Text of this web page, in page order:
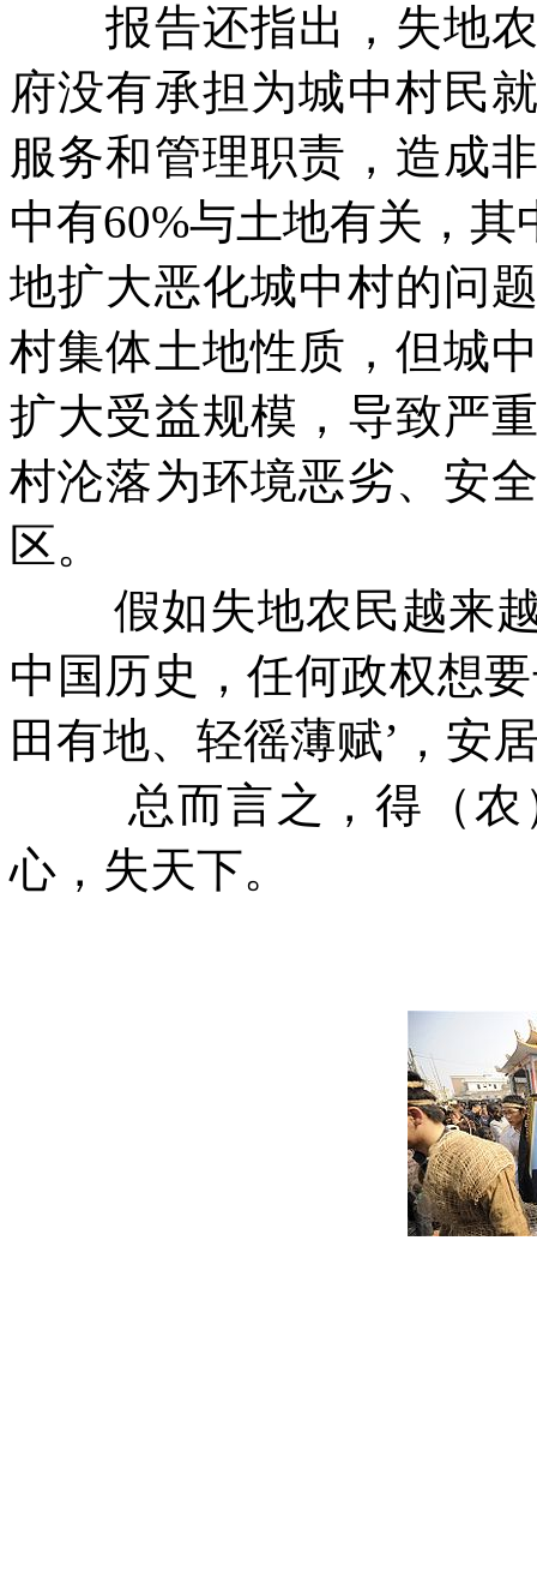
报告还指出，失地农
府没有承担为城中村民
服务和管理职责，造成
中有60%与土地有关，其
地扩大恶化城中村的问
村集体土地性质，但城
扩大受益规模，导致严
村沦落为环境恶劣、安
区。
假如失地农民越来
中国历史，任何政权想
田有地、轻徭薄赋’，安
总而言之，得（
心，失天下。